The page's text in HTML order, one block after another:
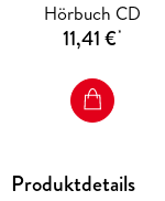
Hörbuch CD
11,41 €*
Produktdetails